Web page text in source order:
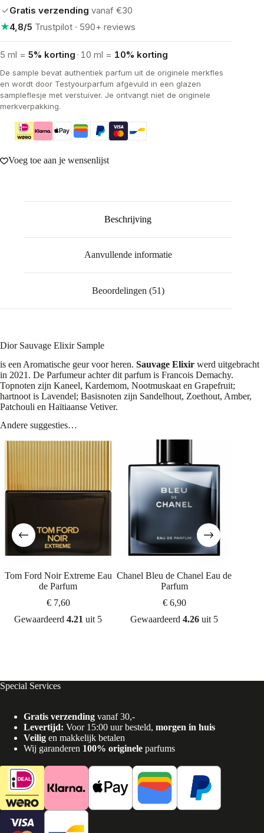
✓Gratis verzending vanaf €30
★4,8/5 Trustpilot · 590+ reviews
5 ml = 5% korting · 10 ml = 10% korting
De sample bevat authentiek parfum uit de originele merkfles
en wordt door Testyourparfum afgevuld in een glazen
sampleflesje met verstuiver. Je ontvangt niet de originele
merkverpakking.
Voeg toe aan je wensenlijst
Beschrijving
Aanvullende informatie
Beoordelingen (51)
Dior Sauvage Elixir Sample
is een Aromatische geur voor heren. Sauvage Elixir werd uitgebracht
in 2021. De Parfumeur achter dit parfum is Francois Demachy.
Topnoten zijn Kaneel, Kardemom, Nootmuskaat en Grapefruit;
hartnoot is Lavendel; Basisnoten zijn Sandelhout, Zoethout, Amber,
Patchouli en Haïtiaanse Vetiver.
Andere suggesties…
Tom Ford Noir Extreme Eau
de Parfum
€7,60
Gewaardeerd4.21 uit 5
Chanel Bleu de Chanel Eau de
Parfum
€6,90
Gewaardeerd4.26 uit 5
Special Services
Gratis verzending vanaf 30,-
Levertijd: Voor 15:00 uur besteld, morgen in huis
Veilig en makkelijk betalen
Wij garanderen 100% originele parfums